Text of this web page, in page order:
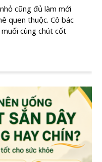
cũng đủ làm mới
quen thuộc. Cô bác
cùng chút cốt